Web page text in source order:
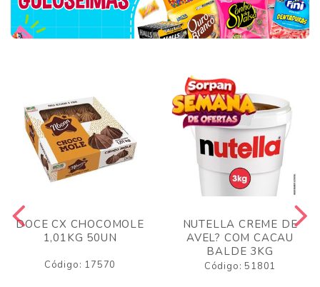
DOCE CX CHOCOMOLE
1,01KG 50UN
Código: 17570
NUTELLA CREME DE
AVEL? COM CACAU
BALDE 3KG
Código: 51801